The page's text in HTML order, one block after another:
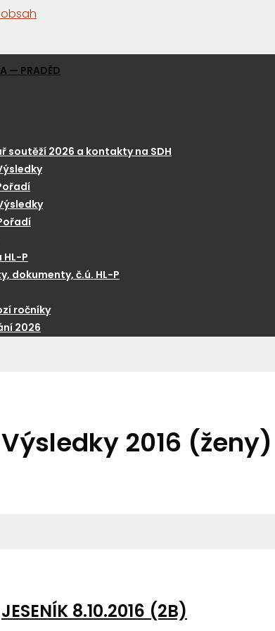
— PRADĚD
soutěží 2026 a kontakty na SDH
P
dokumenty, č.ú. HL-P
ročníky
2026
Výsledky 2016 (ženy)
JESENÍK 8.10.2016 (2B)